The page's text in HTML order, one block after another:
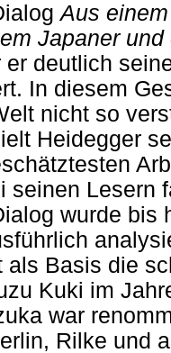
Aus
Japaner
er deutlich
In diesem
nicht so
Heidegger
seinen Lesern
wurde bis
als Basis die
Kuki im
war
Rilke und